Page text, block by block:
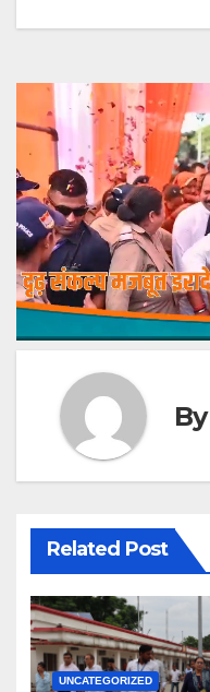
By
Related Post
UNCATEGORIZED